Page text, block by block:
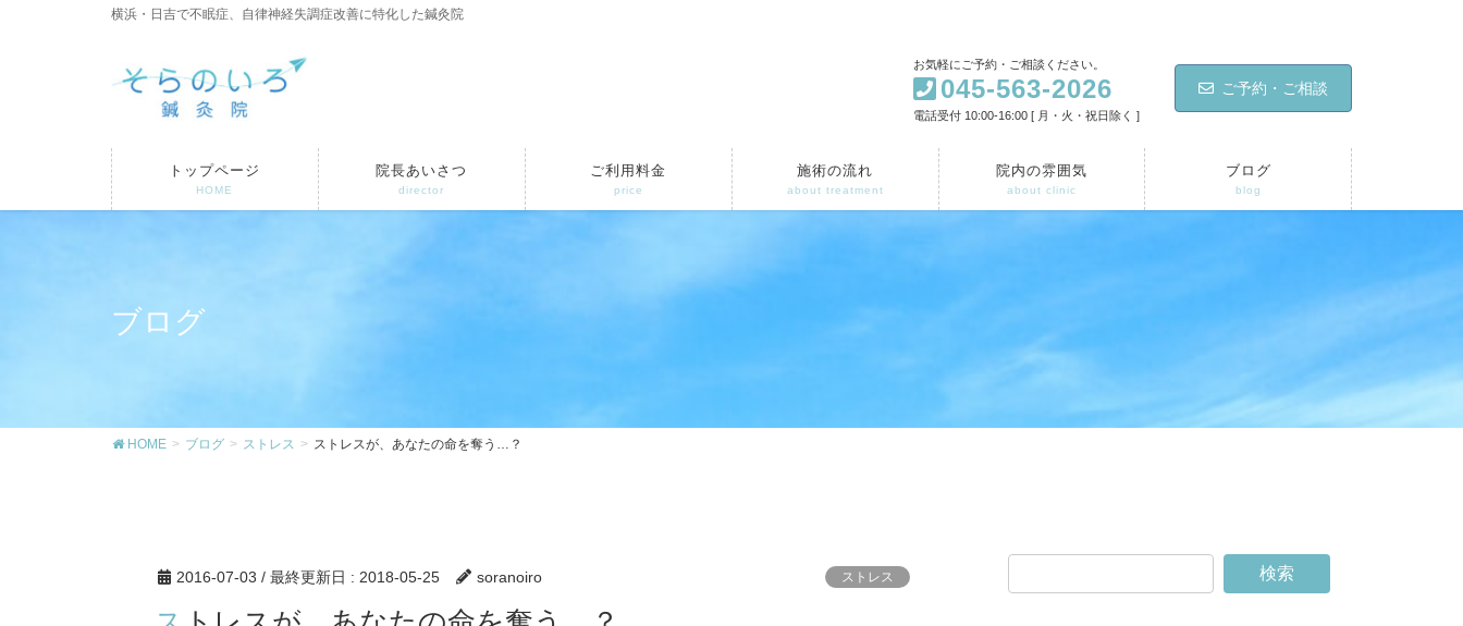
横浜・日吉で不眠症、自律神経失調症改善に特化した鍼灸院
お気軽にご予約・ご相談ください。
045-563-2026
電話受付 10:00-16:00 [ 月・火・祝日除く ]
ご予約・ご相談
トップページ
HOME
院長あいさつ
director
ご利用料金
price
施術の流れ
about treatment
院内の雰囲気
about clinic
ブログ
blog
ブログ
HOME ブログ ストレス ストレスが、あなたの命を奪う…？
2016-07-03 / 最終更新日 : 2018-05-25 soranoiro ストレス